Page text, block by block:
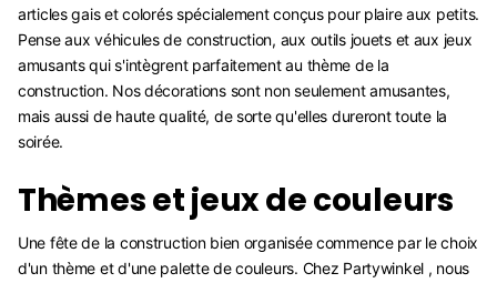
articles gais et colorés spécialement conçus pour plaire aux petits.
Pense aux véhicules de construction, aux outils jouets et aux jeux
amusants qui s'intègrent parfaitement au thème de la
construction. Nos décorations sont non seulement amusantes,
mais aussi de haute qualité, de sorte qu'elles dureront toute la
soirée.
Thèmes et jeux de couleurs
Une fête de la construction bien organisée commence par le choix
d'un thème et d'une palette de couleurs. Chez Partywinkel , nous